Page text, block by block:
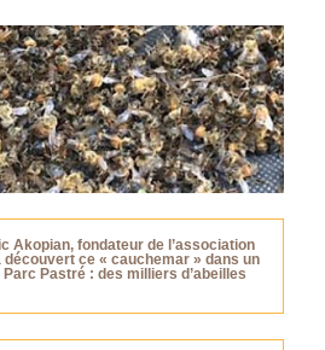
Akopian, fondateur de l’association
découvert ce « cauchemar » dans un
Pastré : des milliers d’abeilles